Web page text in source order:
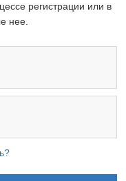
регистрации или в
нее.